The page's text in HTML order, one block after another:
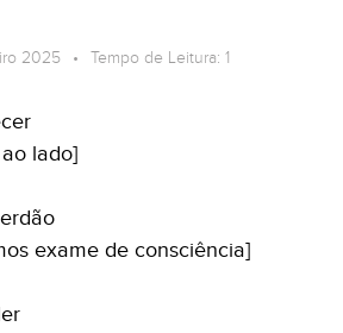
2025 • Tempo de Leitura: 1
lado]
exame de consciência]